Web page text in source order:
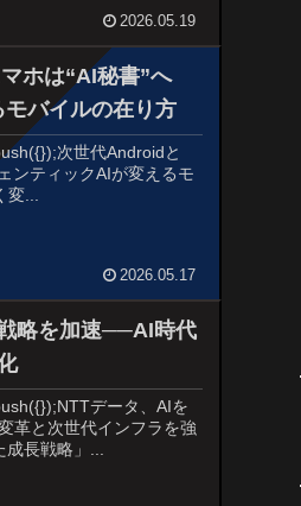
2026.05.19
ホは“AI秘書”へ
バイルの在り方
次世代Androidと
ンティックAIが変えるモ
...
2026.05.17
略を加速──AI時代
データ、AIを
革と次世代インフラを強
成長戦略」...